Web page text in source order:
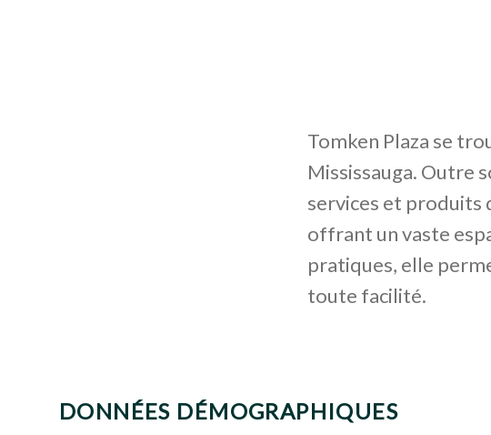
Tomken Plaza se
Mississauga. Outre
services et produits
offrant un vaste
pratiques, elle
toute facilité.
DONNÉES DÉMOGRAPHIQUES